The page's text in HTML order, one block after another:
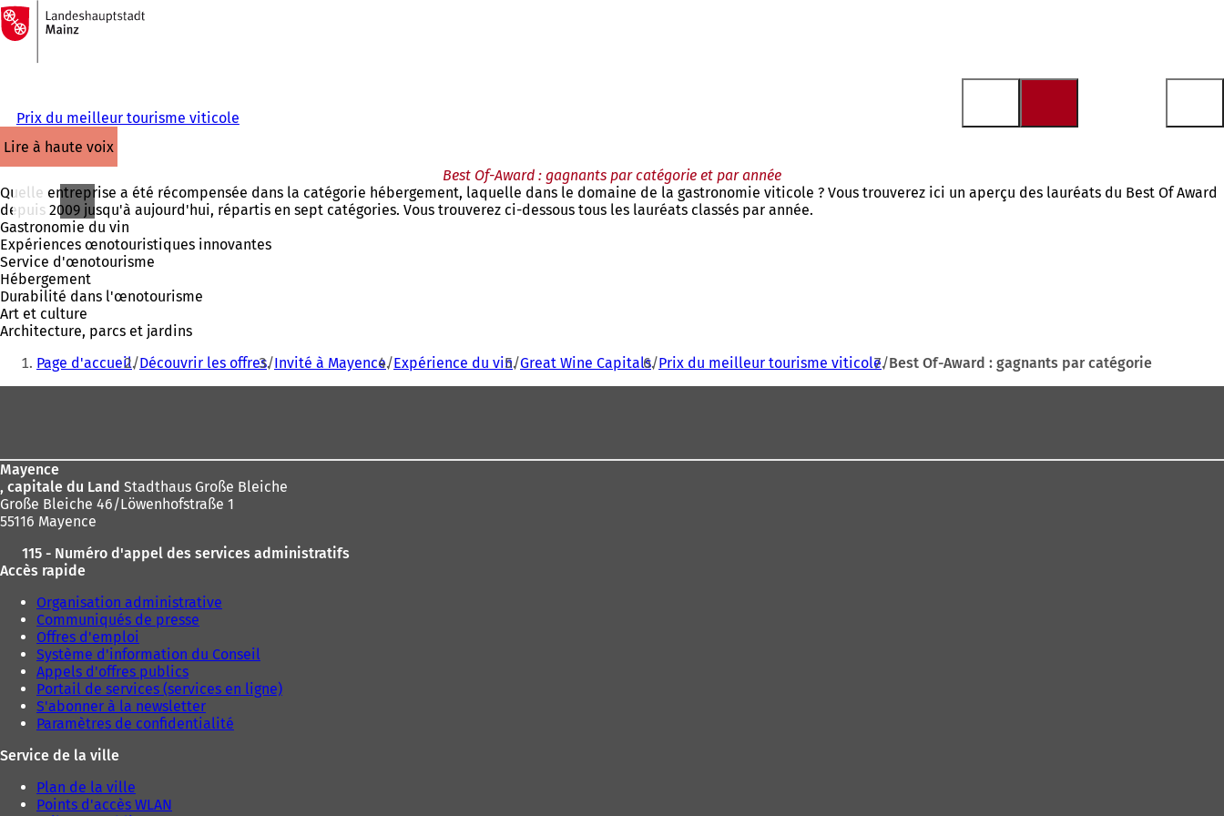
Accéder au contenu
Vers
la
page
d'accueil
Prix du meilleur tourisme viticole
lire à haute voix
Best Of-Award : gagnants par catégorie et par année
Quelle entreprise a été récompensée dans la catégorie hébergement, laquelle dans le domaine de la gastronomie viticole ? Vous trouverez ici un aperçu des lauréats du Best Of Award
depuis 2009 jusqu'à aujourd'hui, répartis en sept catégories. Vous trouverez ci-dessous tous les lauréats classés par année.
Gastronomie du vin
Expériences œnotouristiques innovantes
Service d'œnotourisme
Hébergement
Durabilité dans l'œnotourisme
Art et culture
Architecture, parcs et jardins
Vous
êtes
Page d'accueil Découvrir les offres Invité à Mayence Expérience du vin Great Wine Capitals Prix du meilleur tourisme viticole Best Of-Award : gagnants par catégorie
Mayence
, capitale du Land Stadthaus Große Bleiche
Große Bleiche 46/Löwenhofstraße 1
55116 Mayence
115 - Numéro d'appel des services administratifs
Accès rapide
Organisation administrative
Communiqués de presse
Offres d'emploi
Système d'information du Conseil
Appels d'offres publics
Portail de services (services en ligne)
S'abonner à la newsletter
Paramètres de confidentialité
Service de la ville
Plan de la ville
Points d'accès WLAN